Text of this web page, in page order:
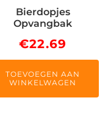
Bierdopjes
Opvangbak
€22.69
TOEVOEGEN AAN
WINKELWAGEN